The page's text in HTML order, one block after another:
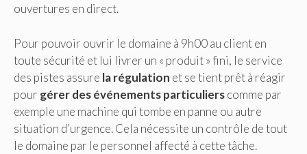
ouvertures en direct.
Pour pouvoir ouvrir le domaine à 9h00 au client en
toute sécurité et lui livrer un « produit » fini, le service
des pistes assure la régulation et se tient prêt à réagir
pour gérer des événements particulierscomme par
exemple une machine qui tombe en panne ou autre
situation d’urgence. Cela nécessite un contrôle de tout
le domaine par le personnel affecté à cette tâche.